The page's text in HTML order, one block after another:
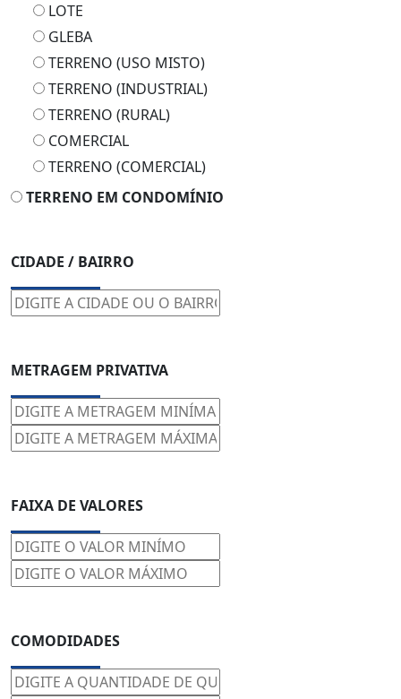
LOTE
GLEBA
TERRENO (USO MISTO)
TERRENO (INDUSTRIAL)
TERRENO (RURAL)
COMERCIAL
TERRENO (COMERCIAL)
TERRENO EM CONDOMÍNIO
CIDADE / BAIRRO
METRAGEM PRIVATIVA
FAIXA DE VALORES
COMODIDADES